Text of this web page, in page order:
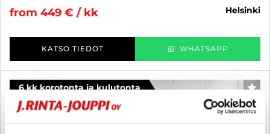
from 449 € / kk
helsinki
KATSO TIEDOT WHATSAPP
6 kk korotonta ja kulutonta